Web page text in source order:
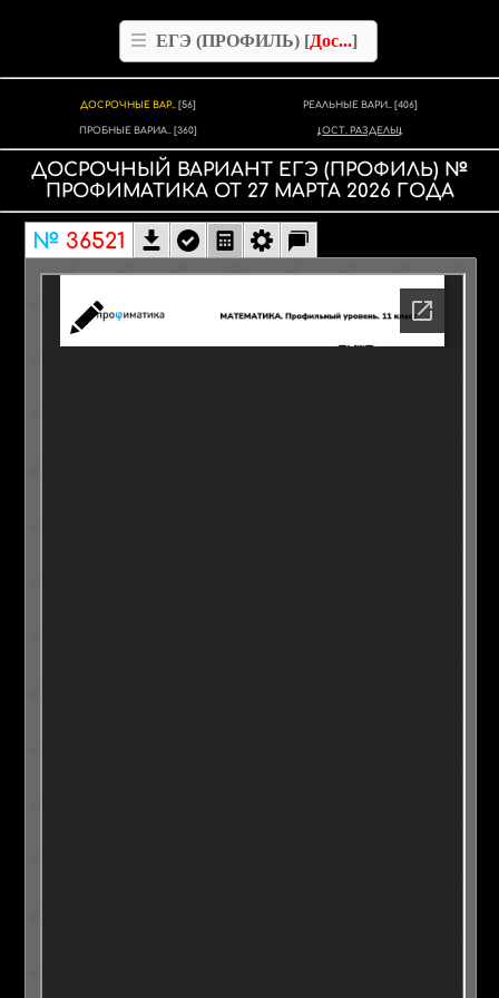
ЕГЭ (ПРОФИЛЬ) [Дос...]
ДОСРОЧНЫЕ ВАР.. [56] РЕАЛЬНЫЕ ВАРИ.. [406]
ПРОБНЫЕ ВАРИА.. [360] ОСТ. РАЗДЕЛЫ
ДОСРОЧНЫЙ ВАРИАНТ ЕГЭ (ПРОФИЛЬ) №
ПРОФИМАТИКАОТ 27 МАРТА 2026 ГОДА
№ 36521